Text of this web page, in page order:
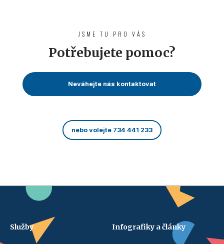
JSME TU PRO VÁS
Potřebujete pomoc?
Neváhejte nás kontaktovat
nebo volejte 734 441 233
Služby Infografiky a články